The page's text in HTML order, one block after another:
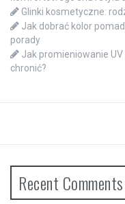
Glinki kosmetyczne:
Jak dobrać kolor
porady
Jak promieniowanie UV
chronić?
Recent Comments